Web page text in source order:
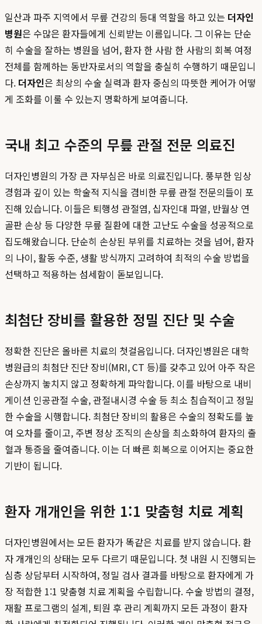
일산과 파주 지역에서 무릎 건강의 등대 역할을 하고 있는 더자인
병원은 수많은 환자들에게 신뢰받는 이름입니다. 그 이유는 단순
히 수술을 잘하는 병원을 넘어, 환자 한 사람 한 사람의 회복 여정
전체를 함께하는 동반자로서의 역할을 충실히 수행하기 때문입니
다. 더자인은 최상의 수술 실력과 환자 중심의 따뜻한 케어가 어떻
게 조화를 이룰 수 있는지 명확하게 보여줍니다.
국내 최고 수준의 무릎 관절 전문 의료진
더자인병원의 가장 큰 자부심은 바로 의료진입니다. 풍부한 임상
경험과 깊이 있는 학술적 지식을 겸비한 무릎 관절 전문의들이 포
진해 있습니다. 이들은 퇴행성 관절염, 십자인대 파열, 반월상 연
골판 손상 등 다양한 무릎 질환에 대한 고난도 수술을 성공적으로
집도해왔습니다. 단순히 손상된 부위를 치료하는 것을 넘어, 환자
의 나이, 활동 수준, 생활 방식까지 고려하여 최적의 수술 방법을
선택하고 적용하는 섬세함이 돋보입니다.
최첨단 장비를 활용한 정밀 진단 및 수술
정확한 진단은 올바른 치료의 첫걸음입니다. 더자인병원은 대학
병원급의 최첨단 진단 장비(MRI, CT 등)를 갖추고 있어 아주 작은
손상까지 놓치지 않고 정확하게 파악합니다. 이를 바탕으로 내비
게이션 인공관절 수술, 관절내시경 수술 등 최소 침습적이고 정밀
한 수술을 시행합니다. 최첨단 장비의 활용은 수술의 정확도를 높
여 오차를 줄이고, 주변 정상 조직의 손상을 최소화하여 환자의 출
혈과 통증을 줄여줍니다. 이는 더 빠른 회복으로 이어지는 중요한
기반이 됩니다.
환자 개개인을 위한 1:1 맞춤형 치료 계획
더자인병원에서는 모든 환자가 똑같은 치료를 받지 않습니다. 환
자 개개인의 상태는 모두 다르기 때문입니다. 첫 내원 시 진행되는
심층 상담부터 시작하여, 정밀 검사 결과를 바탕으로 환자에게 가
장 적합한 1:1 맞춤형 치료 계획을 수립합니다. 수술 방법의 결정,
재활 프로그램의 설계, 퇴원 후 관리 계획까지 모든 과정이 환자